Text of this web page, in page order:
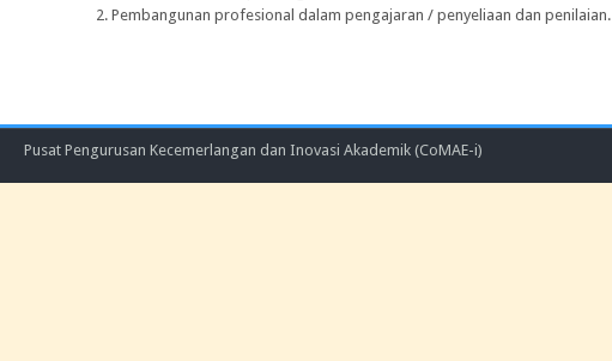
Pembangunan profesional dalam pengajaran / penyeliaan dan penilaian.
Pusat Pengurusan Kecemerlangan dan Inovasi Akademik (CoMAE-i)